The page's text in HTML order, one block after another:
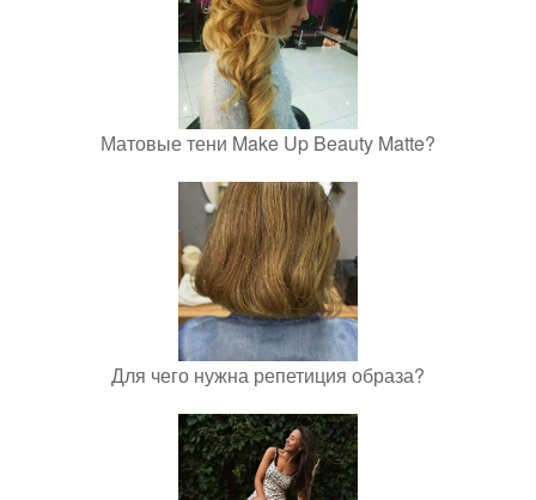
Матовые тени Make Up Beauty Matte?
Для чего нужна репетиция образа?